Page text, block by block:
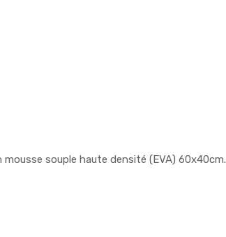
souple haute densité (EVA) 60x40cm.